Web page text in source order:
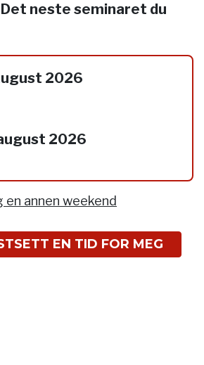
neste seminaret du
2026
2026
en annen weekend
EN TID FOR MEG